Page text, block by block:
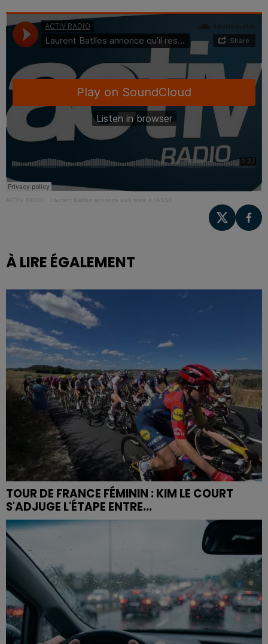
ACTIV RADIO Laurent Batlles annonce qu'il reste à l'ASSE
À LIRE ÉGALEMENT
TOUR DE FRANCE FÉMININ : KIM LE COURT
S'ADJUGE L'ÉTAPE ENTRE...